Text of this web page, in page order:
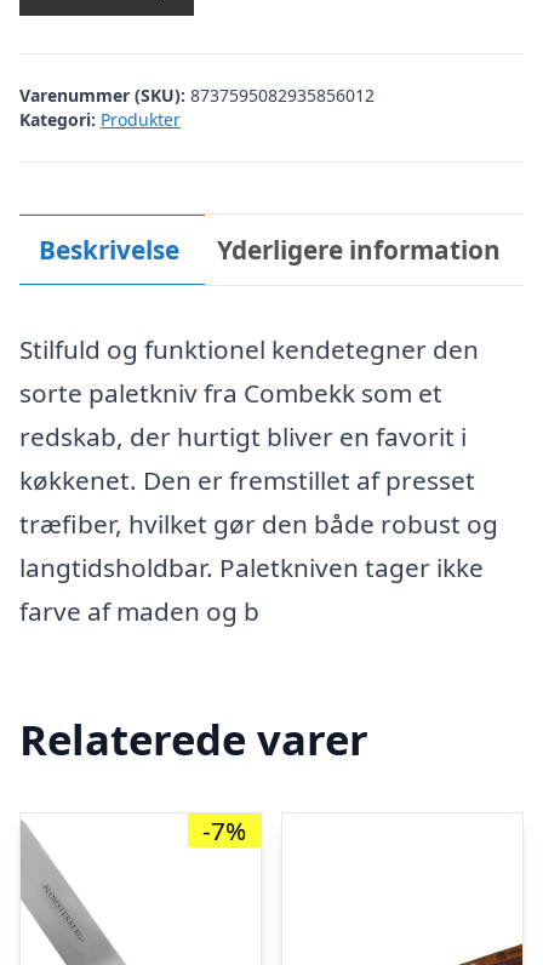
Varenummer (SKU): 8737595082935856012
Kategori: Produkter
Beskrivelse Yderligere information
Stilfuld og funktionel kendetegner den
sorte paletkniv fra Combekk som et
redskab, der hurtigt bliver en favorit i
køkkenet. Den er fremstillet af presset
træfiber, hvilket gør den både robust og
langtidsholdbar. Paletkniven tager ikke
farve af maden og b
Relaterede varer
-7%